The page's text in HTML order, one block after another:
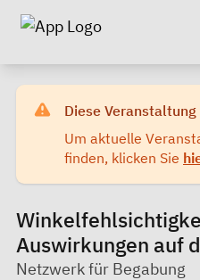
Diese
Um aktuelle
finden, klicken Sie
Auswirkungen auf
Netzwerk für Begabung